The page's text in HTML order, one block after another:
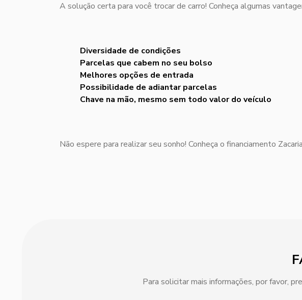
A solução certa para você trocar de carro! Conheça algumas
Diversidade de condições
Parcelas que cabem no seu bolso
Melhores opções de entrada
Possibilidade de adiantar parcelas
Chave na mão, mesmo sem todo valor do veículo
Não espere para realizar seu sonho! Conheça o financiamento
Para solicitar mais informações, por favor,